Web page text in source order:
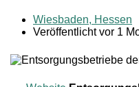
Wiesbaden, Hessen
Veröffentlicht vor 1